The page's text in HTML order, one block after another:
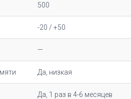
500
-20 / +50
—
Да, низкая
Да, 1 раз в 4-6 месяцев